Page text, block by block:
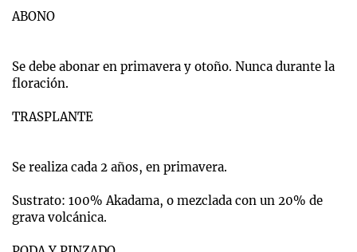
ABONO
Se debe abonar en primavera y otoño. Nunca durante la
floración.
TRASPLANTE
Se realiza cada 2 años, en primavera.
Sustrato: 100% Akadama, o mezclada con un 20% de
grava volcánica.